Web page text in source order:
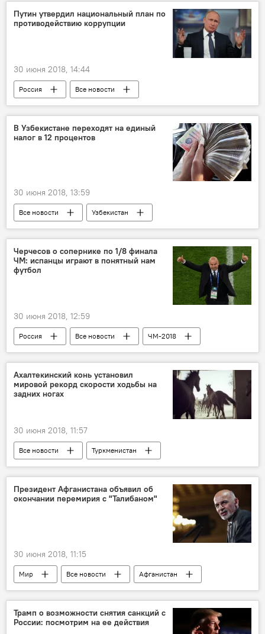
Путин утвердил национальный план по
противодействию коррупции
30 июня 2018, 14:44
Россия
Все новости
Владимир Путин
коррупция
В Узбекистане переходят на единый
налог в 12 процентов
30 июня 2018, 13:59
Все новости
Узбекистан
Шавкат Мирзиёев
налог
Центральная Азия
Черчесов о сопернике по 1/8 финала
ЧМ: испанцы играют в понятный нам
футбол
30 июня 2018, 12:59
Россия Все новости
ЧМ-2018
ФИФА
Ахалтекинский конь установил
мировой рекорд скорости ходьбы на
задних ногах
30 июня 2018, 11:57
Все новости
Туркменистан
Центральная Азия
Президент Афганистана объявил об
окончании перемирия с "Талибаном"
30 июня 2018, 11:15
Мир Все новости
Афганистан
Ашраф Гани
талибы
Трамп о возможности снятия санкций с
России: посмотрим на ее действия